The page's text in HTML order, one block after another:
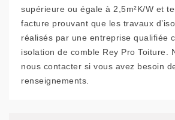
supérieure ou égale à 2,5m²K/W et
facture prouvant que les travaux
réalisés par une entreprise qualifiée
isolation de comble Rey Pro Toiture.
nous contacter si vous avez besoin
renseignements.